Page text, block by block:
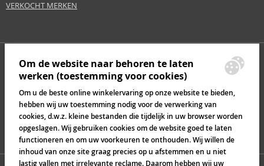
VERKOCHT MERKEN
Om de website naar behoren te laten
werken (toestemming voor cookies)
Om u de beste online winkelervaring op onze website te bieden,
hebben wij uw toestemming nodig voor de verwerking van
cookies, d.w.z. kleine bestanden die tijdelijk in uw browser worden
opgeslagen. Wij gebruiken cookies om de website goed te laten
functioneren en om uw voorkeuren te onthouden. Wij willen de
inhoud van onze site graag precies op u afstemmen en u niet
lastig vallen met irrelevante reclame. Daarom hebben wij uw